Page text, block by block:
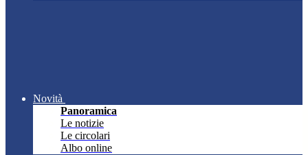
Novità
Panoramica
Le notizie
Le circolari
Albo online